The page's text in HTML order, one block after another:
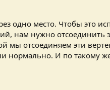
одно место. Чтобы это
нам нужно
отсоединяем эти
нормально. И по такому